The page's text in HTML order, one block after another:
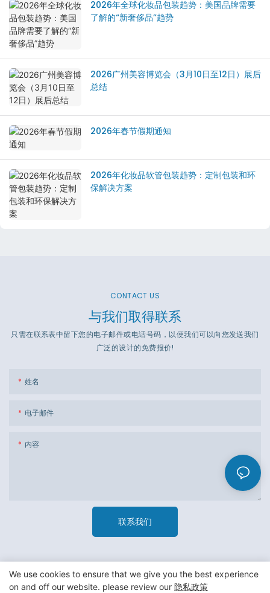
2026年全球化妆品包装趋势：美国品牌需要
了解的“新奢侈品”趋势
2026广州美容博览会（3月10日至12日）展后
总结
2026年春节假期通知
2026年化妆品软管包装趋势：定制包装和环
保解决方案
CONTACT US
与我们取得联系
只需在联系表中留下您的电子邮件或电话号码，以便我们可以向您发送我们
广泛的设计的免费报价!
姓名
电子邮件
内容
联系我们
We use cookies to ensure that we give you the best experience
on and off our website. please review our 隐私政策